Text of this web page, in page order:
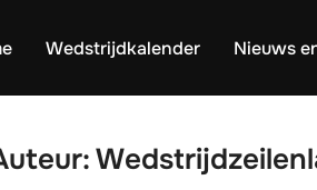
Wedstrijdkalender Nieuws